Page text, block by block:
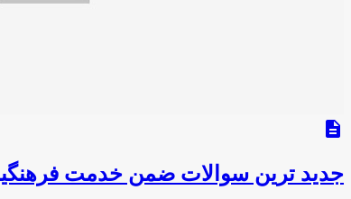
description
جدید ترین سوالات ضمن خدمت